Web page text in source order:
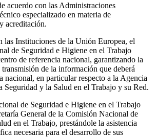
acuerdo con las Administraciones
especializado en materia de
acreditación.
las Instituciones de la Unión Europea, el
de Seguridad e Higiene en el Trabajo
de referencia nacional, garantizando la
de la información que deberá
nacional, en particular respecto a la Agencia
Seguridad y la Salud en el Trabajo y su Red.
de Seguridad e Higiene en el Trabajo
General de la Comisión Nacional de
en el Trabajo, prestándole la asistencia
necesaria para el desarrollo de sus